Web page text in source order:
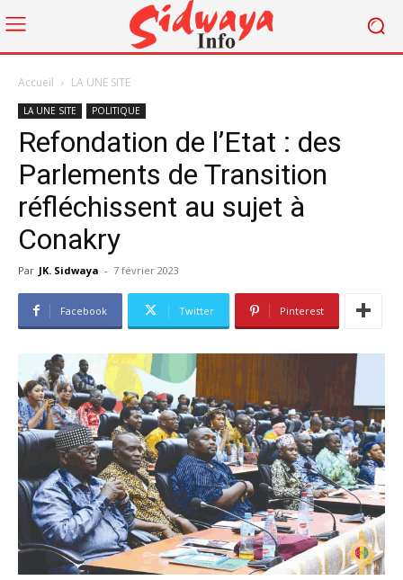
Accueil LA UNE SITE
LA UNE SITE POLITIQUE
Refondation de l’Etat : des
Parlements de Transition
réfléchissent au sujet à
Conakry
Par JK. Sidwaya - 7 février 2023
Facebook Twitter Pinterest